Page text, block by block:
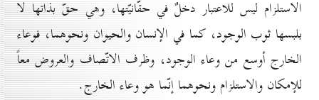
الاستلزام ليس للاعتبار دخلٌ في حقّانيّتها، وهي حقّ بذاتها لا
بلبسها ثوب الوجود، كما في الإنسان والحيوان ونحوهما، فوعاء
الخارج أوسع من وعاء الوجود، وظرف الاتّصاف والعروض معاً
للإمكان والاستلزام ونحوهما إنّما هو وعاء الخارج.